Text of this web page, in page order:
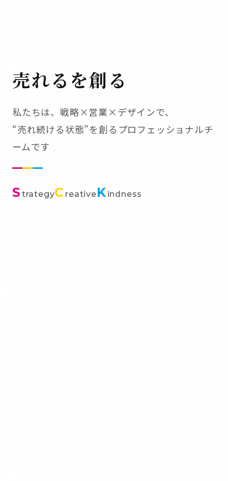
売れるを創る
私たちは、戦略×営業×デザインで、
“売れ続ける状態”を創るプロフェッショナルチ
ームです
S trategyC reativeKindness